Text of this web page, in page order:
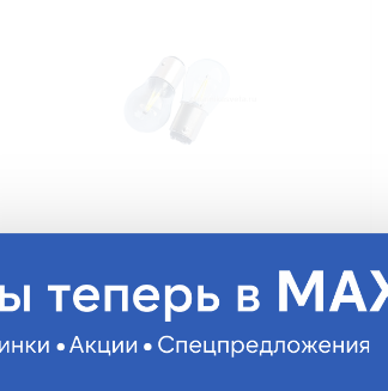
P21/5W(1157) 12V 1,7W BAY15d COB White
Glass (БЕЛЫЙ,2-COB,Стекло) (АП2)
1157-2003W
На складе: